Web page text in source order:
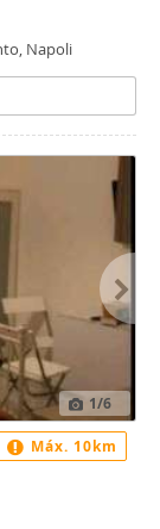
Napoli
1/6
Máx. 10km